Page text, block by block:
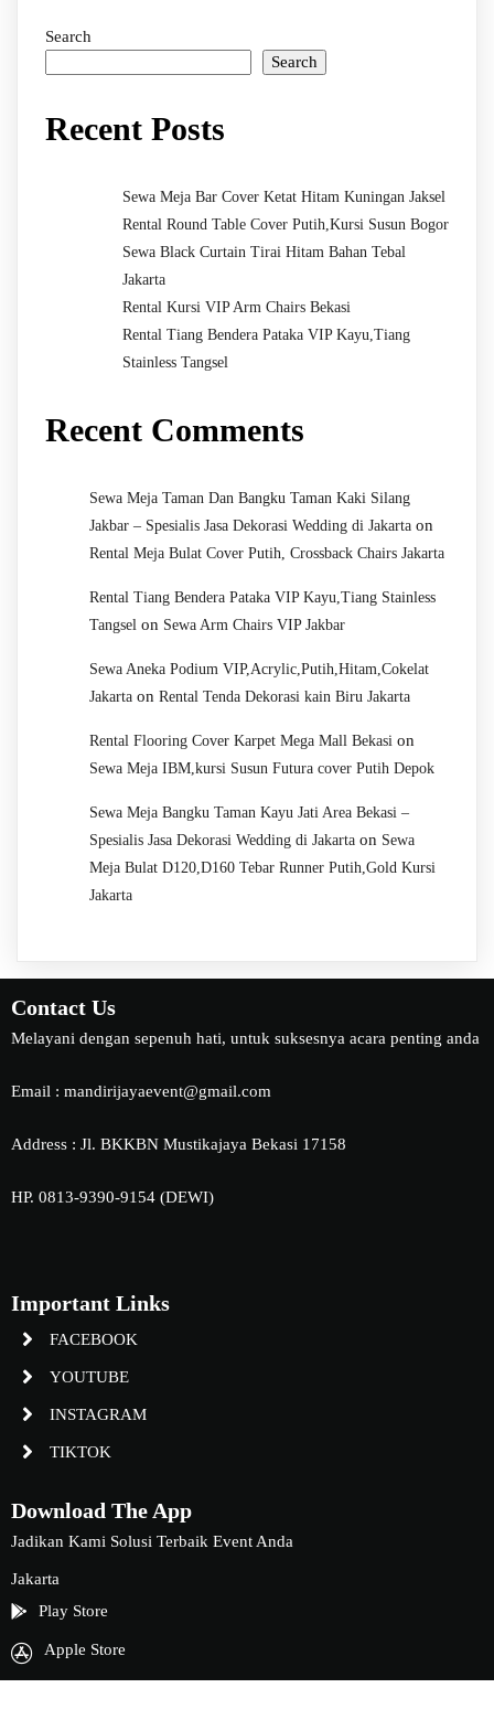
Search
Search
Recent Posts
Sewa Meja Bar Cover Ketat Hitam Kuningan Jaksel
Rental Round Table Cover Putih,Kursi Susun Bogor
Sewa Black Curtain Tirai Hitam Bahan Tebal
Jakarta
Rental Kursi VIP Arm Chairs Bekasi
Rental Tiang Bendera Pataka VIP Kayu,Tiang
Stainless Tangsel
Recent Comments
Sewa Meja Taman Dan Bangku Taman Kaki Silang
Jakbar – Spesialis Jasa Dekorasi Wedding di Jakarta on
Rental Meja Bulat Cover Putih, Crossback Chairs Jakarta
Rental Tiang Bendera Pataka VIP Kayu,Tiang Stainless
Tangsel on Sewa Arm Chairs VIP Jakbar
Sewa Aneka Podium VIP,Acrylic,Putih,Hitam,Cokelat
Jakarta on Rental Tenda Dekorasi kain Biru Jakarta
Rental Flooring Cover Karpet Mega Mall Bekasi on
Sewa Meja IBM,kursi Susun Futura cover Putih Depok
Sewa Meja Bangku Taman Kayu Jati Area Bekasi –
Spesialis Jasa Dekorasi Wedding di Jakarta on Sewa
Meja Bulat D120,D160 Tebar Runner Putih,Gold Kursi
Jakarta
Contact Us
Melayani dengan sepenuh hati, untuk suksesnya acara penting anda
Email : mandirijayaevent@gmail.com
Address : Jl. BKKBN Mustikajaya Bekasi 17158
HP. 0813-9390-9154 (DEWI)
Important Links
FACEBOOK
YOUTUBE
INSTAGRAM
TIKTOK
Download The App
Jadikan Kami Solusi Terbaik Event Anda
Jakarta
Play Store
Apple Store